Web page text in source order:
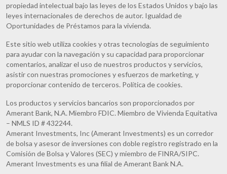
propiedad intelectual bajo las leyes de los Estados Unidos y bajo las
leyes internacionales de derechos de autor. Igualdad de
Oportunidades de Préstamos para la vivienda.
Este sitio web utiliza cookies y otras tecnologías de seguimiento
para ayudar con la navegación y su capacidad para proporcionar
comentarios, analizar el uso de nuestros productos y servicios,
asistir con nuestras promociones y esfuerzos de marketing, y
proporcionar contenido de terceros. Política de cookies.
Los productos y servicios bancarios son proporcionados por
Amerant Bank, N.A. Miembro FDIC. Miembro de Vivienda Equitativa
– NMLS ID # 432244.
Amerant Investments, Inc (Amerant Investments) es un corredor
de bolsa y asesor de inversiones con doble registro registrado en la
Comisión de Bolsa y Valores (SEC) y miembro de FINRA/SIPC.
Amerant Investments es una filial de Amerant Bank N.A.